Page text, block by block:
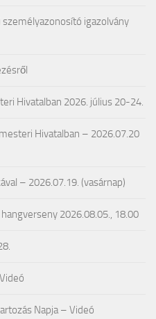
igazolvány
Hivatalban 2026. július 20-24.
Hivatalban – 2026.07.20
– 2026.07.19. (vasárnap)
2026.08.05., 18.00
Napja – Videó